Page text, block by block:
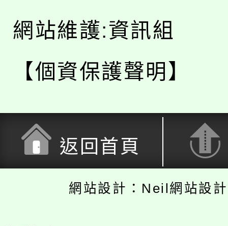
網站維護:資訊組
【個資保護聲明】
返回首頁
網站設計：Neil網站設